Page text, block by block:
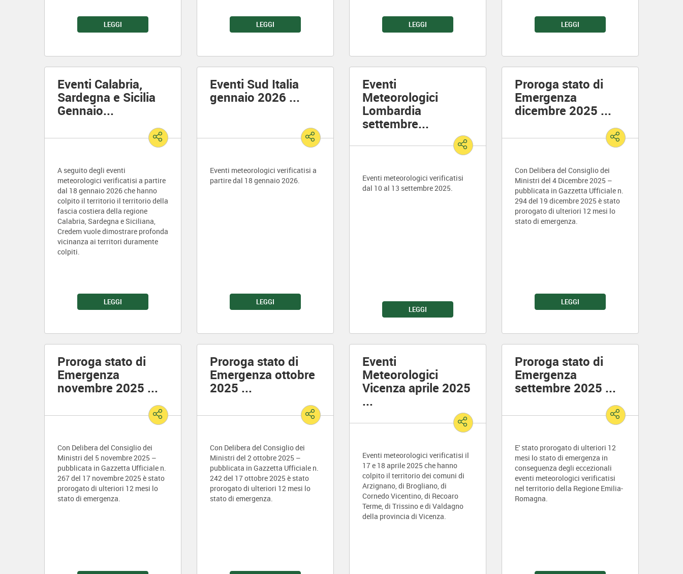
LEGGI LEGGI LEGGI LEGGI
Eventi Calabria,
Sardegna e Sicilia
Gennaio...
A seguito degli eventi
meteorologici verificatisi a partire
dal 18 gennaio 2026 che hanno
colpito il territorio il territorio della
fascia costiera della regione
Calabria, Sardegna e Siciliana,
Credem vuole dimostrare profonda
vicinanza ai territori duramente
colpiti.
LEGGI
Eventi Sud Italia
gennaio 2026 ...
Eventi meteorologici verificatisi a
partire dal 18 gennaio 2026.
LEGGI
Eventi
Meteorologici
Lombardia
settembre...
Eventi meteorologici verificatisi
dal 10 al 13 settembre 2025.
LEGGI
Proroga stato di
Emergenza
dicembre 2025 ...
Con Delibera del Consiglio dei
Ministri del 4 Dicembre 2025 –
pubblicata in Gazzetta Ufficiale n.
294 del 19 dicembre 2025 è stato
prorogato di ulteriori 12 mesi lo
stato di emergenza.
LEGGI
Proroga stato di
Emergenza
novembre 2025 ...
Con Delibera del Consiglio dei
Ministri del 5 novembre 2025 –
pubblicata in Gazzetta Ufficiale n.
267 del 17 novembre 2025 è stato
prorogato di ulteriori 12 mesi lo
stato di emergenza.
Proroga stato di
Emergenza ottobre
2025 ...
Con Delibera del Consiglio dei
Ministri del 2 ottobre 2025 –
pubblicata in Gazzetta Ufficiale n.
242 del 17 ottobre 2025 è stato
prorogato di ulteriori 12 mesi lo
stato di emergenza.
Eventi
Meteorologici
Vicenza aprile 2025
...
Eventi meteorologici verificatisi il
17 e 18 aprile 2025 che hanno
colpito il territorio dei comuni di
Arzignano, di Brogliano, di
Cornedo Vicentino, di Recoaro
Terme, di Trissino e di Valdagno
della provincia di Vicenza.
Proroga stato di
Emergenza
settembre 2025 ...
E' stato prorogato di ulteriori 12
mesi lo stato di emergenza in
conseguenza degli eccezionali
eventi meteorologici verificatisi
nel territorio della Regione Emilia-
Romagna.